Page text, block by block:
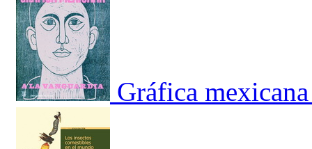
Gráfica